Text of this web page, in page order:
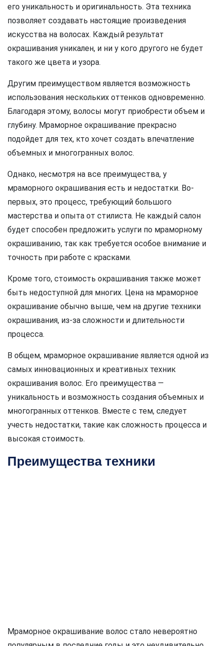
его уникальность и оригинальность. Эта техника
позволяет создавать настоящие произведения
искусства на волосах. Каждый результат
окрашивания уникален, и ни у кого другого не будет
такого же цвета и узора.
Другим преимуществом является возможность
использования нескольких оттенков одновременно.
Благодаря этому, волосы могут приобрести объем и
глубину. Мраморное окрашивание прекрасно
подойдет для тех, кто хочет создать впечатление
объемных и многогранных волос.
Однако, несмотря на все преимущества, у
мраморного окрашивания есть и недостатки. Во-
первых, это процесс, требующий большого
мастерства и опыта от стилиста. Не каждый салон
будет способен предложить услуги по мраморному
окрашиванию, так как требуется особое внимание и
точность при работе с красками.
Кроме того, стоимость окрашивания также может
быть недоступной для многих. Цена на мраморное
окрашивание обычно выше, чем на другие техники
окрашивания, из-за сложности и длительности
процесса.
В общем, мраморное окрашивание является одной из
самых инновационных и креативных техник
окрашивания волос. Его преимущества —
уникальность и возможность создания объемных и
многогранных оттенков. Вместе с тем, следует
учесть недостатки, такие как сложность процесса и
высокая стоимость.
Преимущества техники
Мраморное окрашивание волос стало невероятно